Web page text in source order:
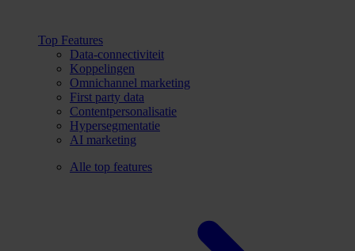
Top Features
Data-connectiviteit
Koppelingen
Omnichannel marketing
First party data
Contentpersonalisatie
Hypersegmentatie
AI marketing
Alle top features